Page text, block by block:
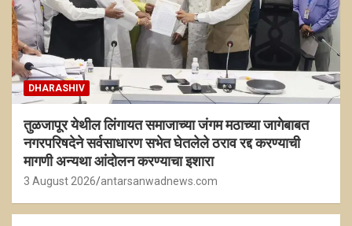
DHARASHIV
तुळजापूर येथील लिंगायत समाजाच्या जंगम मठाच्या जागेबाबत
नगरपरिषदेने सर्वसाधारण सभेत घेतलेले ठराव रद्द करण्याची
मागणी अन्यथा आंदोलन करण्याचा इशारा
3 August 2026 antarsanwadnews.com